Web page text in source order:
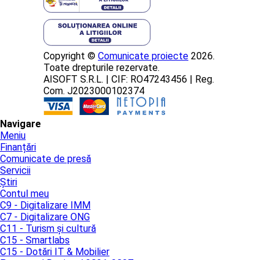
Copyright © Comunicate proiecte 2026.
Toate drepturile rezervate.
AISOFT S.R.L. | CIF: RO47243456 | Reg.
Com. J2023000102374
Navigare
Meniu
Finanțări
Comunicate de presă
Servicii
Știri
Contul meu
C9 - Digitalizare IMM
C7 - Digitalizare ONG
C11 - Turism și cultură
C15 - Smartlabs
C15 - Dotări IT & Mobilier